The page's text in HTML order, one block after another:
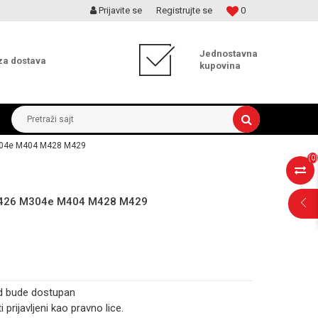
MOGUĆNOST ISPORUKE ZA 24H! 0
Prijavite se Registrujte se
dostava
Jednostavna
kupovina
Pretraži sajt
(0)
M404 M428 M429
M304e M404 M428 M429
bude dostupan
prijavljeni kao pravno lice.